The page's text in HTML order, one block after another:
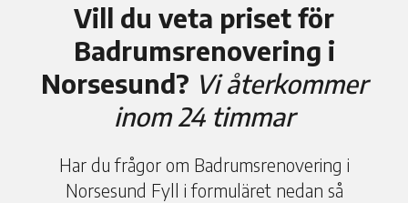
Vill du veta priset för
Badrumsrenovering i
Norsesund? Vi återkommer
inom 24 timmar
Har du frågor om Badrumsrenovering i
Norsesund Fyll i formuläret nedan så